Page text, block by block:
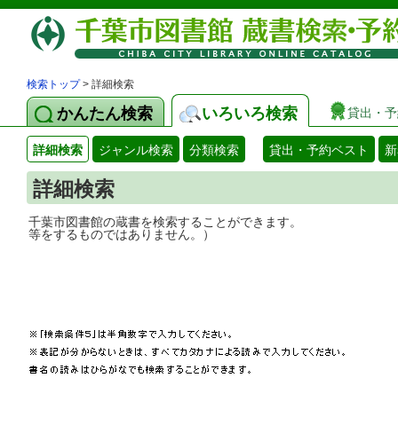
検索トップ> 詳細検索
かんたん検索 いろいろ検索 貸出・
詳細検索 ジャンル検索 分類検索 貸出・予約ベスト
詳細検索
千葉市図書館の蔵書を検索することがで
等をするものではありません。）